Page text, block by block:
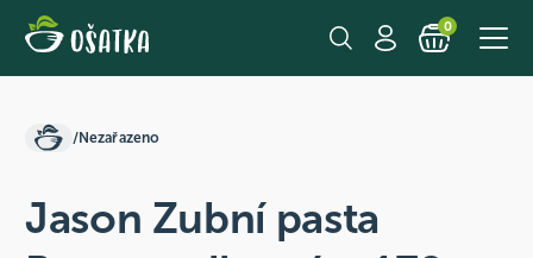
0
/Nezařazeno
Jason Zubní pasta